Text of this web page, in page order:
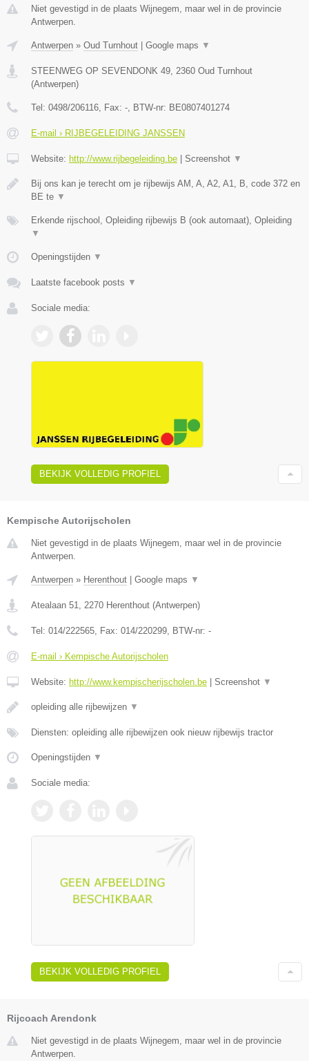
Niet gevestigd in de plaats Wijnegem, maar wel in de provincie
Antwerpen.
Antwerpen » Oud Turnhout Google maps ▼
STEENWEG OP SEVENDONK 49, 2360 Oud Turnhout
(Antwerpen)
Tel: 0498/206116, Fax: -, BTW-nr: BE0807401274
E-mail › RIJBEGELEIDING JANSSEN
Website: http://www.rijbegeleiding.be Screenshot ▼
Bij ons kan je terecht om je rijbewijs AM, A, A2, A1, B, code 372 en
BE te ▼
Erkende rijschool, Opleiding rijbewijs B (ook automaat), Opleiding
▼
Openingstijden ▼
Laatste facebook posts ▼
Sociale media:
BEKIJK VOLLEDIG PROFIEL
Kempische Autorijscholen
Niet gevestigd in de plaats Wijnegem, maar wel in de provincie
Antwerpen.
Antwerpen » Herenthout Google maps ▼
Atealaan 51, 2270 Herenthout (Antwerpen)
Tel: 014/222565, Fax: 014/220299, BTW-nr: -
E-mail › Kempische Autorijscholen
Website: http://www.kempischerijscholen.be Screenshot ▼
opleiding alle rijbewijzen ▼
Diensten: opleiding alle rijbewijzen ook nieuw rijbewijs tractor
Openingstijden ▼
Sociale media:
BEKIJK VOLLEDIG PROFIEL
Rijcoach Arendonk
Niet gevestigd in de plaats Wijnegem, maar wel in de provincie
Antwerpen.